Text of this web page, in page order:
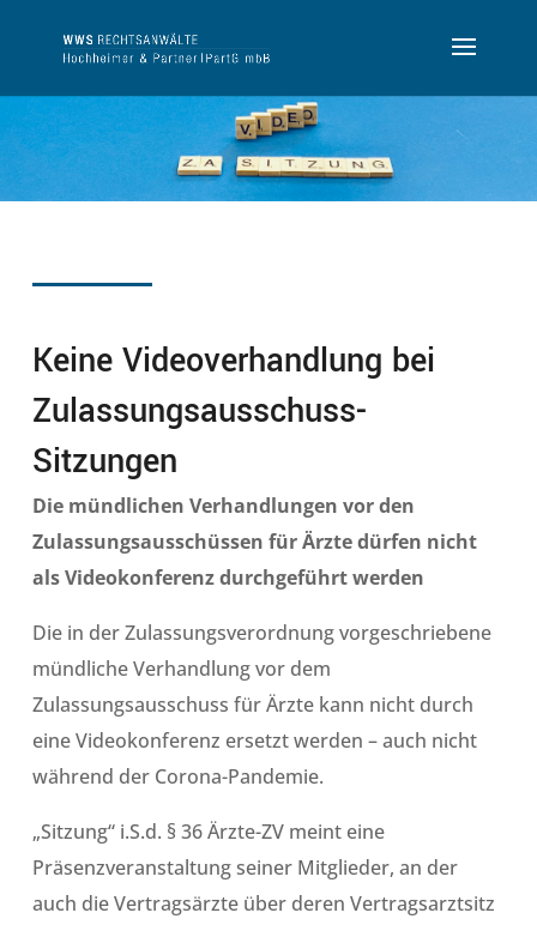
Keine Videoverhandlung bei
Zulassungsausschuss-
Sitzungen
Die mündlichen Verhandlungen vor den
Zulassungsausschüssen für Ärzte dürfen nicht
als Videokonferenz durchgeführt werden
Die in der Zulassungsverordnung vorgeschriebene
mündliche Verhandlung vor dem
Zulassungsausschuss für Ärzte kann nicht durch
eine Videokonferenz ersetzt werden – auch nicht
während der Corona-Pandemie.
„Sitzung“ i.S.d. § 36 Ärzte-ZV meint eine
Präsenzveranstaltung seiner Mitglieder, an der
auch die Vertragsärzte über deren Vertragsarztsitz